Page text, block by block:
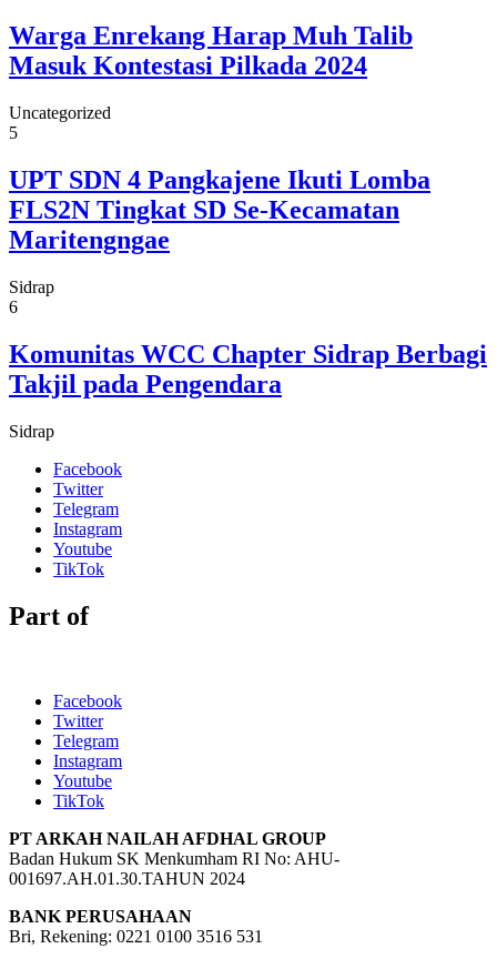
Warga Enrekang Harap Muh Talib
Masuk Kontestasi Pilkada 2024
Uncategorized
5
UPT SDN 4 Pangkajene Ikuti Lomba
FLS2N Tingkat SD Se-Kecamatan
Maritengngae
Sidrap
6
Komunitas WCC Chapter Sidrap Berbagi
Takjil pada Pengendara
Sidrap
Facebook
Twitter
Telegram
Instagram
Youtube
TikTok
Part of
Facebook
Twitter
Telegram
Instagram
Youtube
TikTok
PT ARKAH NAILAH AFDHAL GROUP
Badan Hukum SK Menkumham RI No: AHU-
001697.AH.01.30.TAHUN 2024
BANK PERUSAHAAN
Bri, Rekening: 0221 0100 3516 531